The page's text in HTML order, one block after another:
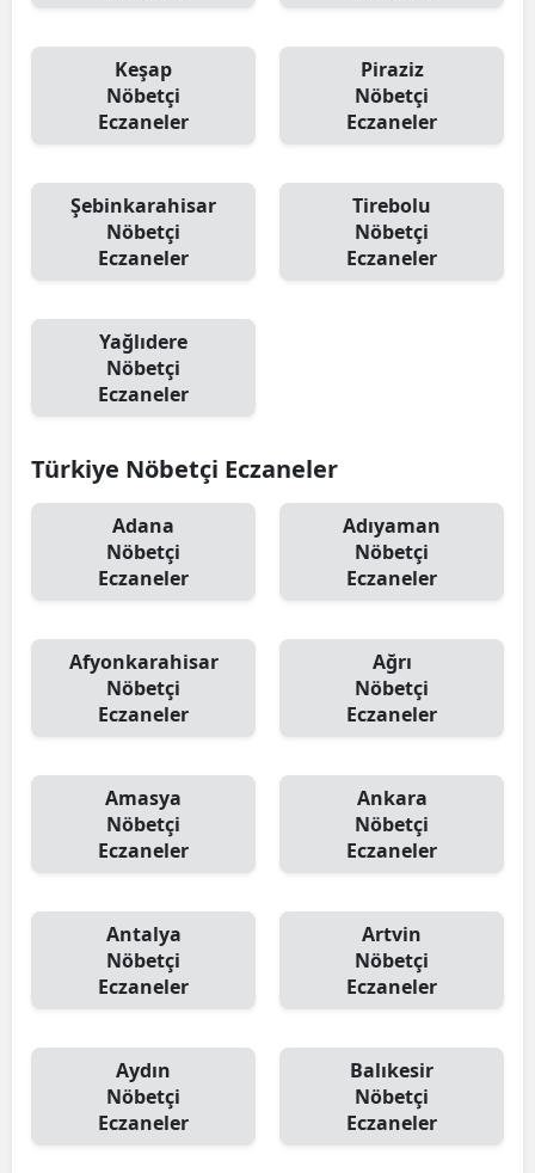
Keşap
Nöbetçi
Eczaneler
Piraziz
Nöbetçi
Eczaneler
Şebinkarahisar
Nöbetçi
Eczaneler
Tirebolu
Nöbetçi
Eczaneler
Yağlıdere
Nöbetçi
Eczaneler
Türkiye Nöbetçi Eczaneler
Adana
Nöbetçi
Eczaneler
Adıyaman
Nöbetçi
Eczaneler
Afyonkarahisar
Nöbetçi
Eczaneler
Ağrı
Nöbetçi
Eczaneler
Amasya
Nöbetçi
Eczaneler
Ankara
Nöbetçi
Eczaneler
Antalya
Nöbetçi
Eczaneler
Artvin
Nöbetçi
Eczaneler
Aydın
Nöbetçi
Eczaneler
Balıkesir
Nöbetçi
Eczaneler